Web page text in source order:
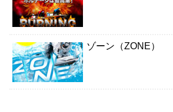
ゾーン（ZONE）